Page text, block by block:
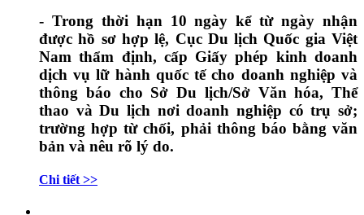
- Trong thời hạn 10 ngày kể từ ngày nhận
được hồ sơ hợp lệ, Cục Du lịch Quốc gia Việt
Nam thẩm định, cấp Giấy phép kinh doanh
dịch vụ lữ hành quốc tế cho doanh nghiệp và
thông báo cho Sở Du lịch/Sở Văn hóa, Thể
thao và Du lịch nơi doanh nghiệp có trụ sở;
trường hợp từ chối, phải thông báo bằng văn
bản và nêu rõ lý do.
Chi tiết >>